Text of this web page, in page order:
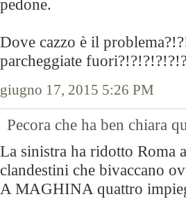
pedone.
Dove cazzo è il
parcheggiate
giugno 17, 2015 5:26 PM
Pecora che ha ben chiara
La sinistra ha ridotto Roma
clandestini che bivaccano
A MAGHINA quattro